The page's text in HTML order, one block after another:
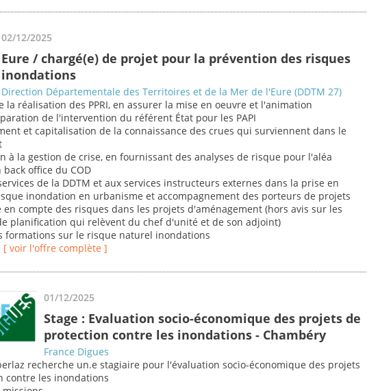
02/12/2025
Eure / chargé(e) de projet pour la prévention des risques
inondations
Direction Départementale des Territoires et de la Mer de l'Eure (DDTM 27)
la réalisation des PPRI, en assurer la mise en oeuvre et l'animation
de l'intervention du référent État pour les PAPI
et capitalisation de la connaissance des crues qui surviennent dans le
à la gestion de crise, en fournissant des analyses de risque pour l'aléa
office du COD
de la DDTM et aux services instructeurs externes dans la prise en
inondation en urbanisme et accompagnement des porteurs de projets
en compte des risques dans les projets d'aménagement (hors avis sur les
planification qui relèvent du chef d'unité et de son adjoint)
formations sur le risque naturel inondations
[ voir l'offre complète ]
01/12/2025
Stage : Evaluation socio-économique des projets de
protection contre les inondations - Chambéry
France Digues
recherche un.e stagiaire pour l'évaluation socio-économique des projets
contre les inondations